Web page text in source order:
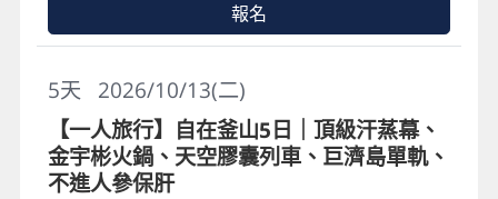
報名
2026/10/13(二)
5天
【一人旅行】自在釜山5日｜頂級汗蒸幕、
金宇彬火鍋、天空膠囊列車、巨濟島單軌、
不進人參保肝